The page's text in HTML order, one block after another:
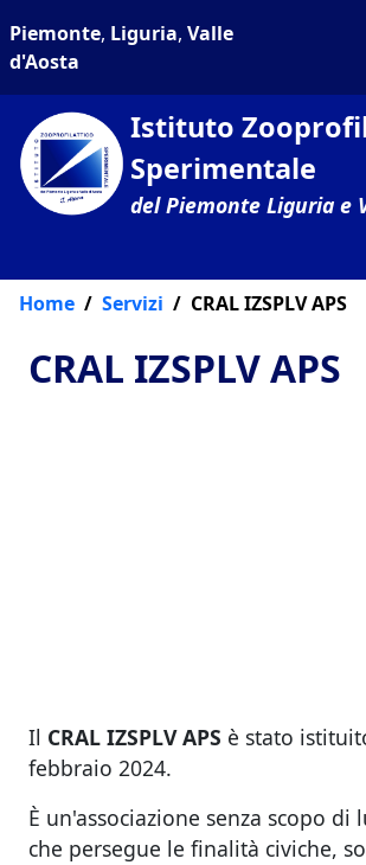
Piemonte, Liguria, Valle
d'Aosta
Istituto
Sperimentale
del Piemonte Liguria e
Home Servizi CRAL IZSPLV APS
CRAL IZSPLV APS
Il CRAL IZSPLV APS è stato
febbraio 2024.
È un'associazione senza scopo di
che persegue le finalità civiche,